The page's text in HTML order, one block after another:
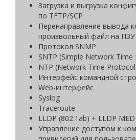
Загрузка и выгрузка
по TFTP/SCP
Перенаправление вывода
произвольный файл на ПЗУ
Протокол SNMP
SNTP (Simple Network
NTP (Network Time
Интерфейс командной
Web-интерфейс
Syslog
Traceroute
LLDP (802.1ab) + LLDP MED
Управление доступом к